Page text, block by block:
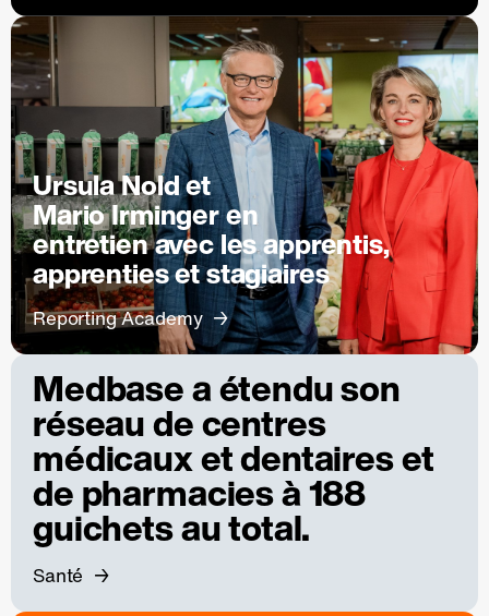
Ursula Nold et
Mario Irminger en
entretien avec les apprentis,
apprenties et stagiaires
Reporting Academy
Medbase a étendu son
réseau de centres
médicaux et dentaires et
de pharmacies à 188
guichets au total.
Santé